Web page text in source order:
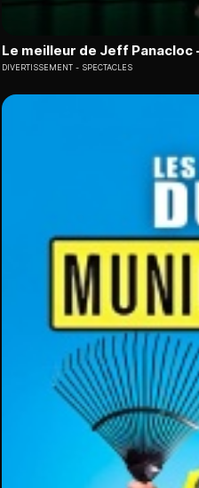
Le meilleur de Jeff Panacloc
DIVERTISSEMENT SPECTACLES